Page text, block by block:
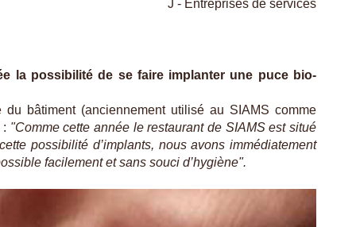
J - Entreprises de services
la possibilité de se faire implanter une puce bio-
bâtiment (anciennement utilisé au SIAMS comme
: "Comme cette année le restaurant de SIAMS est situé
possibilité d’implants, nous avons immédiatement
facilement et sans souci d’hygiène".